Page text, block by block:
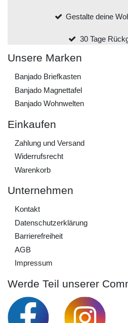
Gestalte deine
30 Tage
Unsere Marken
Banjado Briefkasten
Banjado Magnettafel
Banjado Wohnwelten
Einkaufen
Zahlung und Versand
Widerrufs­recht
Warenkorb
Unternehmen
Kontakt
Daten­schutz­erklärung
Barrierefreiheit
AGB
Impressum
Werde Teil unserer